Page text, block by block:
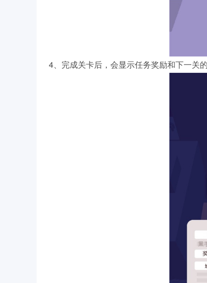
4、完成关卡后，会显示任务奖励和下一关